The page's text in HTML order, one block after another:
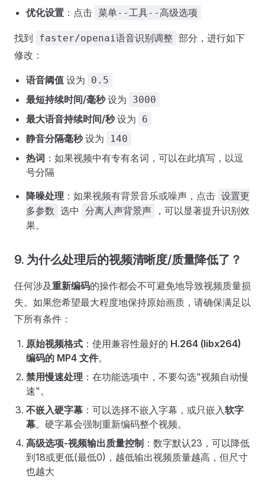
优化设置 ：点击 菜单--工具--高级选项
找到 faster/openai语音识别调整 部分，进行如下
修改：
语音阈值 设为 0.5
最短持续时间/毫秒设为 3000
最大语音持续时间/秒设为 6
静音分隔毫秒设为 140
热词 ：如果视频中有专有名词，可以在此填写，以逗
号分隔
降噪处理 ：如果视频有背景音乐或噪声，点击 设置更
多参数 选中 分离人声背景声
，可以显著提升识别效
果。
9. 为什么处理后的视频清晰度/质量降低了？
任何涉及重新编码的操作都会不可避免地导致视频质量损
失。如果您希望最大程度地保持原始画质，请确保满足以
下所有条件：
原始视频格式 ：使用兼容性最好的 H.264 (libx264)
编码的 MP4 文件。
禁用慢速处理 ：在功能选项中，不要勾选"视频自动慢
速"。
不嵌入硬字幕 ：可以选择不嵌入字幕，或只嵌入软字
幕。硬字幕会强制重新编码整个视频。
高级选项-视频输出质量控制 ：数字默认23，可以降低
到18或更低(最低0)，越低输出视频质量越高，但尺寸
也越大